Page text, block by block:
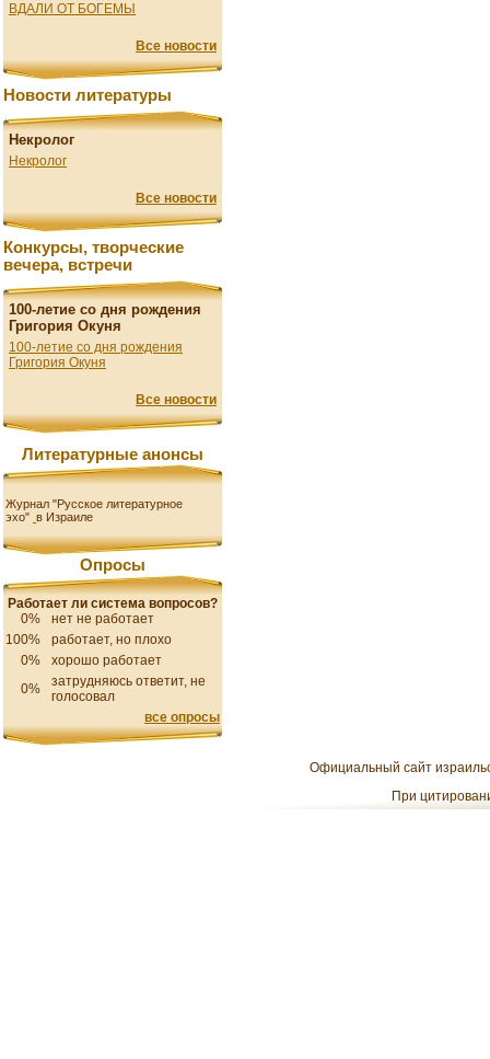
ВДАЛИ ОТ БОГЕМЫ
Все новости
Новости литературы
Некролог
Некролог
Все новости
Конкурсы, творческие
вечера, встречи
100-летие со дня рождения
Григория Окуня
100-летие со дня рождения
Григория Окуня
Все новости
Литературные анонсы
Журнал "Русское литературное
эхо" в Израиле
Опросы
Работает ли система вопросов?
0%
нет не работает
100%
работает, но плохо
0%
хорошо работает
0%
затрудняюсь ответит, не
голосовал
все опросы
Официальный сайт
При